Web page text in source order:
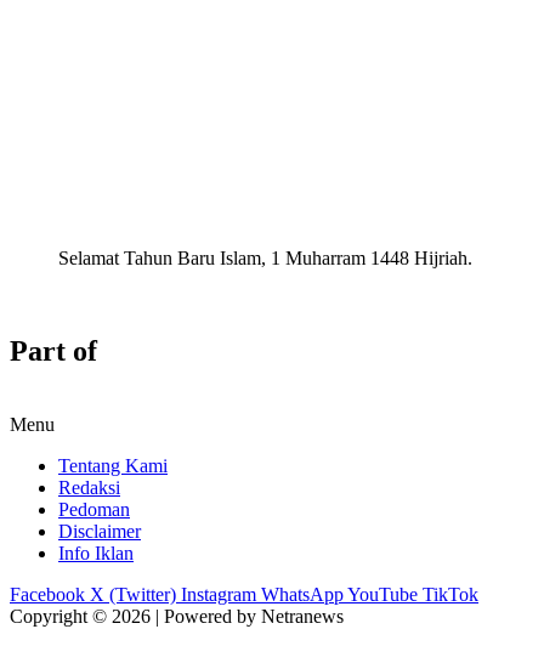
Selamat Tahun Baru Islam, 1 Muharram 1448 Hijriah.
Part of
Menu
Tentang Kami
Redaksi
Pedoman
Disclaimer
Info Iklan
Facebook X (Twitter) Instagram WhatsAppYouTube TikTok
Copyright © 2026 | Powered by Netranews